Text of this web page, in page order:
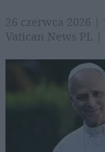
26 czerwca 2026 |
Vatican News PL